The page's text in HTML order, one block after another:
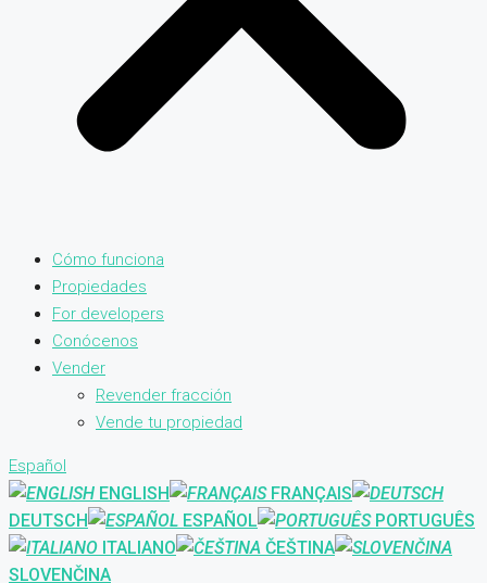
Cómo funciona
Propiedades
For developers
Conócenos
Vender
Revender fracción
Vende tu propiedad
Español
ENGLISH
FRANÇAIS
DEUTSCH
ESPAÑOL
PORTUGUÊS
ITALIANO
ČEŠTINA
SLOVENČINA